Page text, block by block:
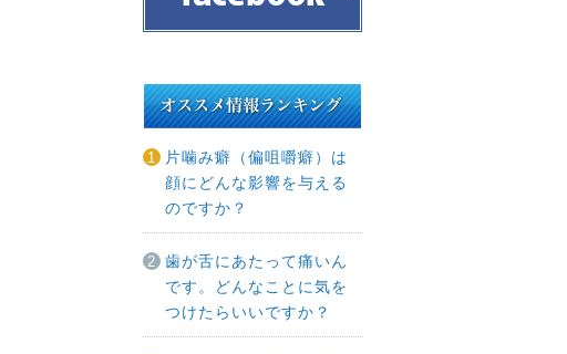
片噛み癖（偏咀嚼癖）は
顔にどんな影響を与える
のですか？
歯が舌にあたって痛いん
です。どんなことに気を
つけたらいいですか？